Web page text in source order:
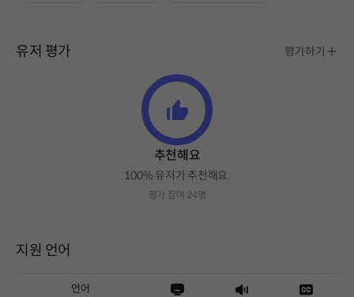
유저 평가 평가하기
추천해요
100% 유저가 추천해요.
평가 참여 24명
지원 언어
언어